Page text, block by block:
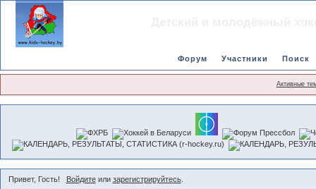
Форум Участники Поиск
Активные
Привет, Гость! Войдитеили зарегистрируйтесь.